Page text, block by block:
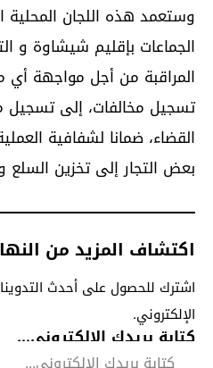
وستعمد هذه اللجان المحلية
الجماعات بإقليم شيشاوة و
المراقبة من أجل مواجهة
تسجيل مخالفات، إلى تسجيل
القضاء، ضمانا لشفافية
بعض التجار إلى تخزين السلع
اكتشاف المزيد من
اشترك للحصول على أحدث
الإلكتروني.
كتابة بريدك الإلكتروني...